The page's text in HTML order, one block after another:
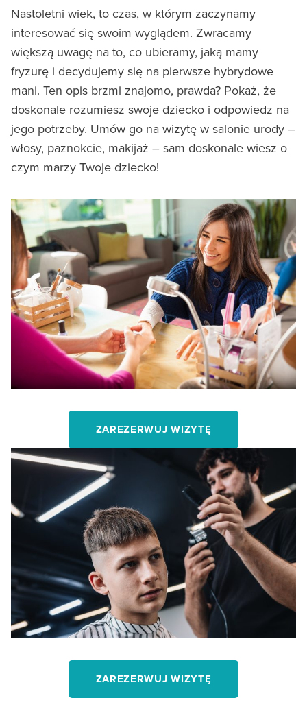
Nastoletni wiek, to czas, w którym zaczynamy
interesować się swoim wyglądem. Zwracamy
większą uwagę na to, co ubieramy, jaką mamy
fryzurę i decydujemy się na pierwsze hybrydowe
mani. Ten opis brzmi znajomo, prawda? Pokaż, że
doskonale rozumiesz swoje dziecko i odpowiedz na
jego potrzeby. Umów go na wizytę w salonie urody –
włosy, paznokcie, makijaż – sam doskonale wiesz o
czym marzy Twoje dziecko!
ZAREZERWUJ WIZYTĘ
ZAREZERWUJ WIZYTĘ